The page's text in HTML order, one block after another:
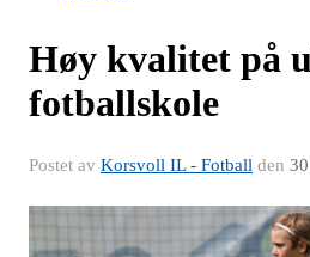
Høy kvalitet på
fotballskole
Postet av Korsvoll IL - Fotball den